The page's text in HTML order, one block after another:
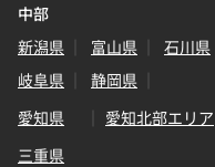
中部
新潟県
富山県 石川県
岐阜県
静岡県
愛知県
愛知北部エリア
三重県